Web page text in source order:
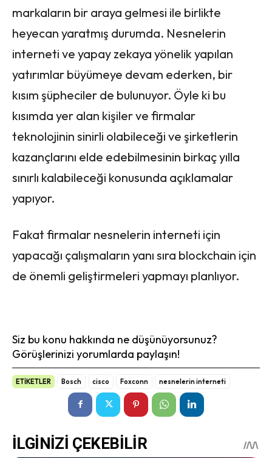
markaların bir araya gelmesi ile birlikte
heyecan yaratmış durumda. Nesnelerin
interneti ve yapay zekaya yönelik yapılan
yatırımlar büyümeye devam ederken, bir
kısım şüpheciler de bulunuyor. Öyle ki bu
kısımda yer alan kişiler ve firmalar
teknolojinin sinirli olabileceği ve şirketlerin
kazançlarını elde edebilmesinin birkaç yılla
sınırlı kalabileceği konusunda açıklamalar
yapıyor.
Fakat firmalar nesnelerin interneti için
yapacağı çalışmaların yanı sıra blockchain için
de önemli geliştirmeleri yapmayı planlıyor.
Siz bu konu hakkında ne düşünüyorsunuz?
Görüşlerinizi yorumlarda paylaşın!
ETİKETLER Bosch cisco Foxconn nesnelerin interneti